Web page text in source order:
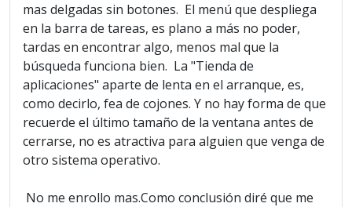
mas delgadas sin botones. El menú que despliega
en la barra de tareas, es plano a más no poder,
tardas en encontrar algo, menos mal que la
búsqueda funciona bien. La "Tienda de
aplicaciones" aparte de lenta en el arranque, es,
como decirlo, fea de cojones. Y no hay forma de que
recuerde el último tamaño de la ventana antes de
cerrarse, no es atractiva para alguien que venga de
otro sistema operativo.
No me enrollo mas.Como conclusión diré que me